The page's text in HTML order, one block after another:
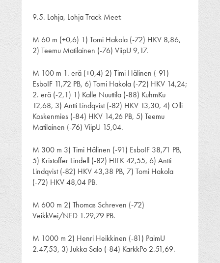
9.5. Lohja, Lohja Track Meet:
M 60 m (+0,6) 1) Tomi Hakola (-72) HKV 8,86,
2) Teemu Matilainen (-76) ViipU 9,17.
M 100 m 1. erä (+0,4) 2) Timi Hälinen (-91)
EsboIF 11,72 PB, 6) Tomi Hakola (-72) HKV 14,24;
2. erä (-2,1) 1) Kalle Nuuttila (-88) KuhmKu
12,68, 3) Antti Lindqvist (-82) HKV 13,30, 4) Olli
Koskenmies (-84) HKV 14,26 PB, 5) Teemu
Matilainen (-76) ViipU 15,04.
M 300 m 3) Timi Hälinen (-91) EsboIF 38,71 PB,
5) Kristoffer Lindell (-82) HIFK 42,55, 6) Antti
Lindqvist (-82) HKV 43,38 PB, 7) Tomi Hakola
(-72) HKV 48,04 PB.
M 600 m 2) Thomas Schreven (-72)
VeikkVei/NED 1.29,79 PB.
M 1000 m 2) Henri Heikkinen (-81) PaimU
2.47,53, 3) Jukka Salo (-84) KarkkPo 2.51,69.